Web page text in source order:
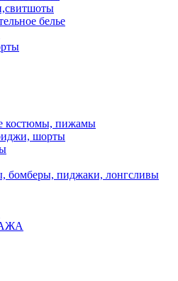
белье
костюмы, пижамы
шорты
бомберы, пиджаки, лонгсливы